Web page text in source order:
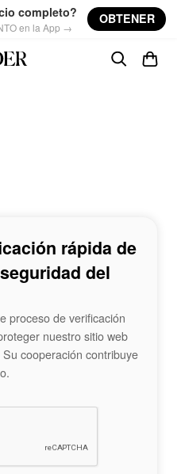
completo?
en la App →
OBTENER
rápida de
del
proceso de verificación
nuestro sitio web
cooperación contribuye